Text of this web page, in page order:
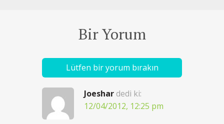
Bir Yorum
Lütfen bir yorum bırakın
Joeshar dedi ki:
12/04/2012, 12:25 pm